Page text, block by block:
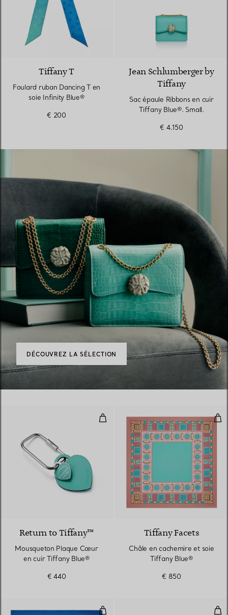
3 Couleurs
Tiffany T
Foulard ruban Dancing T en
soie Infinity Blue®
€ 200
Jean Schlumberger by
Tiffany
Sac épaule Ribbons en cuir
Tiffany Blue®. Small.
€ 4.150
DÉCOUVREZ LA SÉLECTION
Mousqueton Plaque Cœur en
3 Couleurs
Return to Tiffany™
Mousqueton Plaque Cœur
en cuir Tiffany Blue®
€ 440
Tiffany Facets
Châle en cachemire et soie
Tiffany Blue®
€ 850
Châle Dancing T en soie Infinity